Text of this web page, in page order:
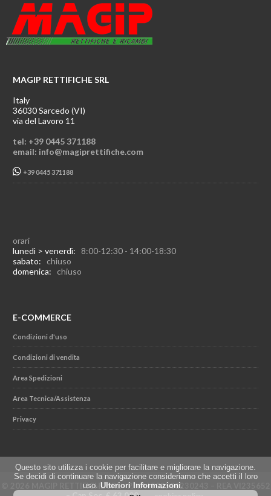
MAGIP RETTIFICHE SRL
Italy
36030 Sarcedo (VI)
via del Lavoro 11
tel: +39 0445 371188
email: info@magiprettifiche.com
+39 0445 371188
orari
lunedì > venerdì: 8:00-12:30 - 14:00-18:30
sabato: chiuso
domenica: chiuso
E-COMMERCE
Condizioni d'uso
Condizioni di vendita
Area Spedizioni
Area Tecnica/Assistenza
Privacy
© 2026 MAGIP RETTIFICHE SRL - P.IVA IT02501230243 – REA VI235652
Questo sito utilizza i cookie per facilitare e migliorare la navigazione.
Se decidi di continuare la navigazione consideriamo che accetti il loro
uso. Ulteriori Informazioni.